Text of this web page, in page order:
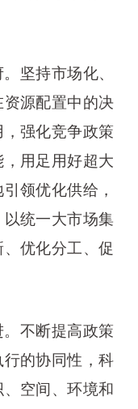
持市场化、
源配置中的决
强化竞争政策
用足用好超大
领优化供给，
统一大市场集
优化分工、促
不断提高政策
的协同性，科
空间、环境和